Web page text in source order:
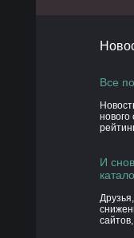
Все
И
сайтов,